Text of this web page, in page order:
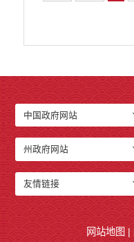
中国政府网站
州政府网站
友情链接
网站地图 |